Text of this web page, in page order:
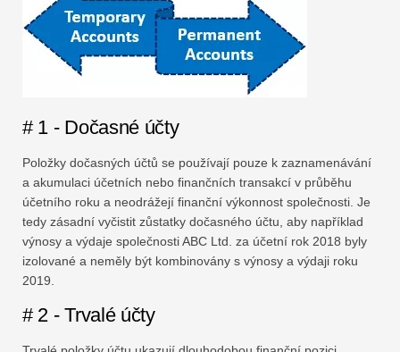
# 1 - Dočasné účty
Položky dočasných účtů se používají pouze k zaznamenávání
a akumulaci účetních nebo finančních transakcí v průběhu
účetního roku a neodrážejí finanční výkonnost společnosti. Je
tedy zásadní vyčistit zůstatky dočasného účtu, aby například
výnosy a výdaje společnosti ABC Ltd. za účetní rok 2018 byly
izolované a neměly být kombinovány s výnosy a výdaji roku
2019.
# 2 - Trvalé účty